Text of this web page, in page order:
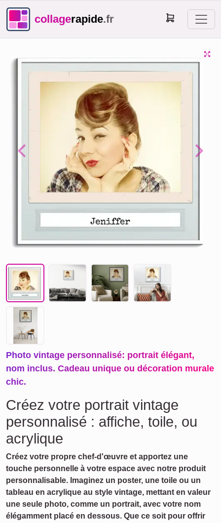
collagerapide.fr
Previous Next
Photo vintage personnalisé: portrait élégant,
nom inclus. Cadeau unique ou décoration murale
chic.
Créez votre portrait vintage
personnalisé : affiche, toile, ou
acrylique
Créez votre propre chef-d'œuvre et apportez une
touche personnelle à votre espace avec notre produit
personnalisable. Imaginez un poster, une toile ou un
tableau en acrylique au style vintage, mettant en valeur
une seule photo, comme un portrait, avec votre nom
élégamment placé en dessous. Que ce soit pour offrir